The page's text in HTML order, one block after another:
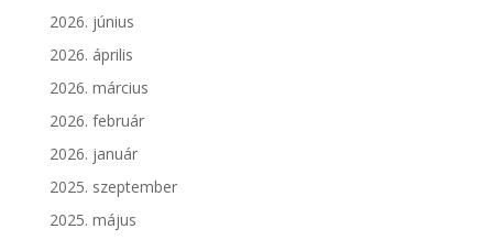
2026. június
2026. április
2026. március
2026. február
2026. január
2025. szeptember
2025. május